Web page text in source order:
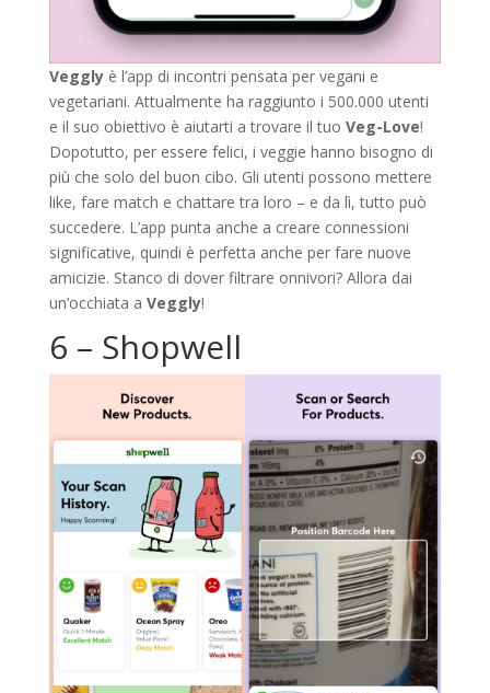
Vegglyè l’app di incontri pensata per vegani e
vegetariani. Attualmente ha raggiunto i 500.000 utenti
e il suo obiettivo è aiutarti a trovare il tuo Veg-Love!
Dopotutto, per essere felici, i veggie hanno bisogno di
più che solo del buon cibo. Gli utenti possono mettere
like, fare match e chattare tra loro – e da lì, tutto può
succedere. L’app punta anche a creare connessioni
significative, quindi è perfetta anche per fare nuove
amicizie. Stanco di dover filtrare onnivori? Allora dai
un’occhiata a Veggly!
6 – Shopwell